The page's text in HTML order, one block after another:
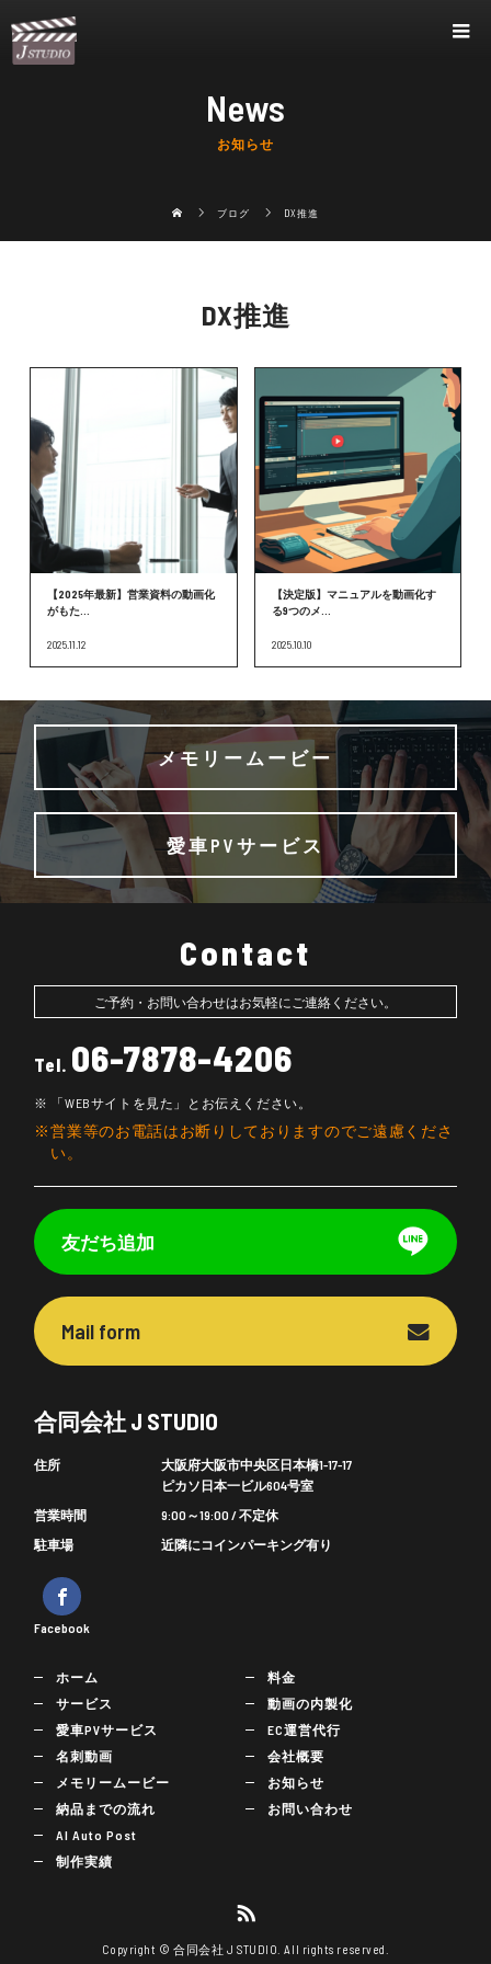
News
お知らせ
ブログ DX推進
DX推進
【2025年最新】営業資料の動画化
がもた...
2025.11.12
【決定版】マニュアルを動画化す
る9つのメ...
2025.10.10
メモリームービー
愛車PVサービス
Contact
ご予約・お問い合わせはお気軽にご連絡ください。
Tel. 06-7878-4206
「WEBサイトを見た」とお伝えください。
営業等のお電話はお断りしておりますのでご遠慮くださ
い。
友だち追加
Mail form
合同会社 J STUDIO
住所
大阪府大阪市中央区日本橋1-17-17
ピカソ日本一ビル604号室
営業時間
9:00～19:00 / 不定休
駐車場
近隣にコインパーキング有り
Facebook
ホーム
サービス
愛車PVサービス
名刺動画
メモリームービー
納品までの流れ
AI Auto Post
制作実績
料金
動画の内製化
EC運営代行
会社概要
お知らせ
お問い合わせ
Copyright © 合同会社 J STUDIO. All rights reserved.